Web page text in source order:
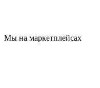
Мы на маркетплейсах